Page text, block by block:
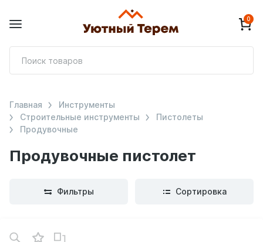
0
Продувочные пистолет
Главная
Инструменты
Строительные инструменты
Пистолеты
Продувочные
Фильтры Сортировка